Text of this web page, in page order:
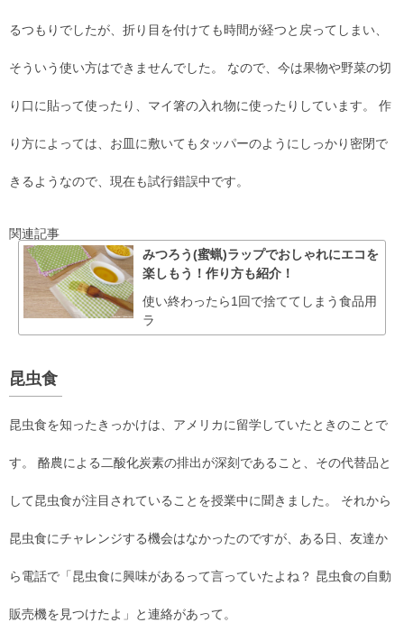
るつもりでしたが、折り目を付けても時間が経つと戻ってしまい、
そういう使い方はできませんでした。 なので、今は果物や野菜の切
り口に貼って使ったり、マイ箸の入れ物に使ったりしています。 作
り方によっては、お皿に敷いてもタッパーのようにしっかり密閉で
きるようなので、現在も試行錯誤中です。
関連記事
みつろう(蜜蝋)ラップでおしゃれにエコを
楽しもう！作り方も紹介！
使い終わったら1回で捨ててしまう食品用
ラ
昆虫食
昆虫食を知ったきっかけは、アメリカに留学していたときのことで
す。 酪農による二酸化炭素の排出が深刻であること、その代替品と
して昆虫食が注目されていることを授業中に聞きました。 それから
昆虫食にチャレンジする機会はなかったのですが、ある日、友達か
ら電話で「昆虫食に興味があるって言っていたよね？ 昆虫食の自動
販売機を見つけたよ」と連絡があって。